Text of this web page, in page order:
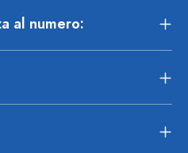
al numero: